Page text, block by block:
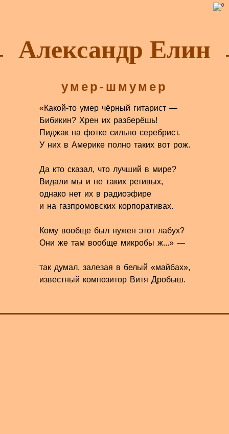
Александр Елин
умер-шмумер
«Какой-то умер чёрный гитарист —
Бибикин? Хрен их разберёшь!
Пиджак на фотке сильно серебрист.
У них в Америке полно таких вот рож.
Да кто сказал, что лучший в мире?
Видали мы и не таких ретивых,
однако нет их в радиоэфире
и на газпромовских корпоративах.
Кому вообще был нужен этот лабух?
Они же там вообще микробы ж...» —
так думал, залезая в белый «майбах»,
известный композитор Витя Дробыш.